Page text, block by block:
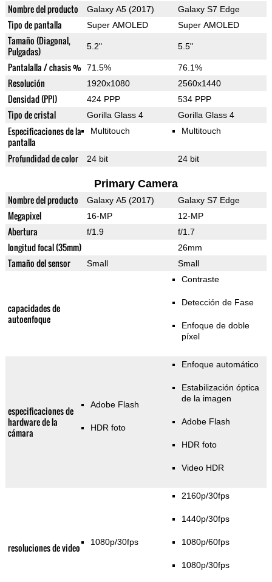
Nombre del producto Galaxy A5 (2017) Galaxy S7 Edge
Tipo de pantalla Super AMOLED Super AMOLED
Tamaño (Diagonal,
Pulgadas)
5.2" 5.5"
Pantalalla / chasis % 71.5% 76.1%
Resolución 1920x1080 2560x1440
Densidad (PPI) 424 PPP 534 PPP
Tipo de cristal Gorilla Glass 4 Gorilla Glass 4
Especificaciones de la
pantalla
Multitouch Multitouch
Profundidad de color 24 bit 24 bit
Primary Camera
Nombre del producto Galaxy A5 (2017) Galaxy S7 Edge
Megapixel 16-MP 12-MP
Abertura f/1.9 f/1.7
longitud focal (35mm) 26mm
Tamaño del sensor Small Small
capacidades de
autoenfoque
Contraste
Detección de Fase
Enfoque de doble
píxel
especificaciones de
hardware de la
cámara
Adobe Flash
HDR foto
Enfoque automático
Estabilización óptica
de la imagen
Adobe Flash
HDR foto
Video HDR
resoluciones de video 1080p/30fps
2160p/30fps
1440p/30fps
1080p/60fps
1080p/30fps